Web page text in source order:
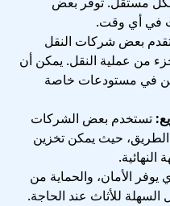
في أي وقت.
بعض شركات النقل
من عملية النقل. يمكن أن
في مستودعات خاصة
تستخدم بعض الشركات
حيث يمكن تخزين
يوفر الأمان، والحماية من
السهلة للأثاث عند الحاجة.